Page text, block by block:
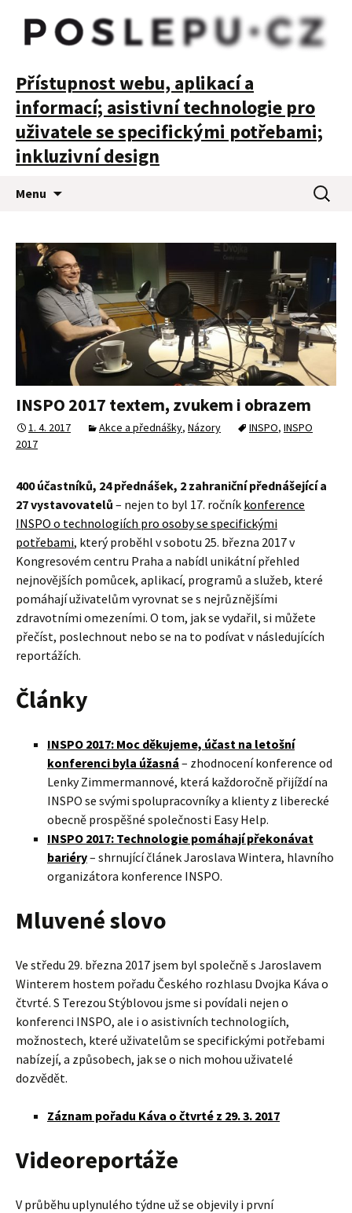
POSLEPU
Přístupnost webu, aplikací a
informací; asistivní technologie pro
uživatele se specifickými potřebami;
inkluzivní design
Menu
webu
INSPO 2017 textem, zvukem i obrazem
1. 4. 2017 Akce a přednášky, Názory INSPO, INSPO
2017
400 účastníků, 24 přednášek, 2 zahraniční přednášející a
27 vystavovatelů – nejen to byl 17. ročník konference
INSPO o technologiích pro osoby se specifickými
potřebami, který proběhl v sobotu 25. března 2017 v
Kongresovém centru Praha a nabídl unikátní přehled
nejnovějších pomůcek, aplikací, programů a služeb, které
pomáhají uživatelům vyrovnat se s nejrůznějšími
zdravotními omezeními. O tom, jak se vydařil, si můžete
přečíst, poslechnout nebo se na to podívat v následujících
reportážích.
Články
INSPO 2017: Moc děkujeme, účast na letošní
konferenci byla úžasná – zhodnocení konference od
Lenky Zimmermannové, která každoročně přijíždí na
INSPO se svými spolupracovníky a klienty z liberecké
obecně prospěšné společnosti Easy Help.
INSPO 2017: Technologie pomáhají překonávat
bariéry– shrnující článek Jaroslava Wintera, hlavního
organizátora konference INSPO.
Mluvené slovo
Ve středu 29. března 2017 jsem byl společně s Jaroslavem
Winterem hostem pořadu Českého rozhlasu Dvojka Káva o
čtvrté. S Terezou Stýblovou jsme si povídali nejen o
konferenci INSPO, ale i o asistivních technologiích,
možnostech, které uživatelům se specifickými potřebami
nabízejí, a způsobech, jak se o nich mohou uživatelé
dozvědět.
Záznam pořadu Káva o čtvrté z 29. 3. 2017
Videoreportáže
V průběhu uplynulého týdne už se objevily i první